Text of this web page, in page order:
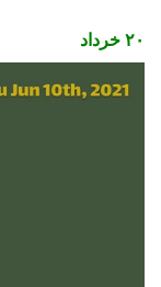
۲۰ خرداد